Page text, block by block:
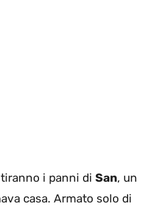
i panni di San, un
casa. Armato solo di